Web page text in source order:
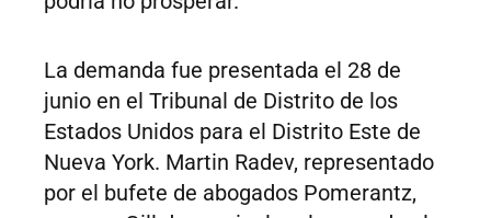
La demanda fue presentada el 28 de
junio en el Tribunal de Distrito de los
Estados Unidos para el Distrito Este de
Nueva York. Martin Radev, representado
por el bufete de abogados Pomerantz,